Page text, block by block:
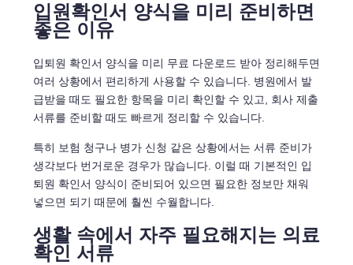
입원확인서 양식을 미리 준비하면
좋은 이유
입퇴원 확인서 양식을 미리 무료 다운로드 받아 정리해두면
여러 상황에서 편리하게 사용할 수 있습니다. 병원에서 발
급받을 때도 필요한 항목을 미리 확인할 수 있고, 회사 제출
서류를 준비할 때도 빠르게 정리할 수 있습니다.
특히 보험 청구나 병가 신청 같은 상황에서는 서류 준비가
생각보다 번거로운 경우가 많습니다. 이럴 때 기본적인 입
퇴원 확인서 양식이 준비되어 있으면 필요한 정보만 채워
넣으면 되기 때문에 훨씬 수월합니다.
생활 속에서 자주 필요해지는 의료
확인 서류